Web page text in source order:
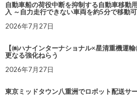
自動車船の荷役中断を抑制する自動車移動
入 ～自力走行できない車両を約5分で移動
2026年7月27日
【㈱ハナインターナショナル×星清重機運
更なる強化ねらう
2026年7月27日
東京ミッドタウン八重洲でロボット配送サ